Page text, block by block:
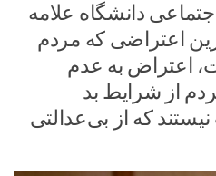
دانشگاه علامه
اعتراضی که مردم
اعتراض به‌ عدم
از شرایط بد
که از بی‌عدالتی